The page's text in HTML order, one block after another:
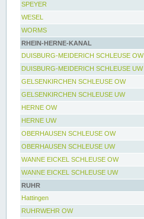
SPEYER
WESEL
WORMS
RHEIN-HERNE-KANAL
DUISBURG-MEIDERICH SCHLEUSE OW
DUISBURG-MEIDERICH SCHLEUSE UW
GELSENKIRCHEN SCHLEUSE OW
GELSENKIRCHEN SCHLEUSE UW
HERNE OW
HERNE UW
OBERHAUSEN SCHLEUSE OW
OBERHAUSEN SCHLEUSE UW
WANNE EICKEL SCHLEUSE OW
WANNE EICKEL SCHLEUSE UW
RUHR
Hattingen
RUHRWEHR OW